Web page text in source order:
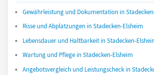
Gewährleistung und Dokumentation in
Risse und Abplatzungen in Stadecken-Elsheim
Lebensdauer und Haltbarkeit in Stadecken-
Wartung und Pflege in Stadecken-Elsheim
Angebotsvergleich und Leistungscheck in